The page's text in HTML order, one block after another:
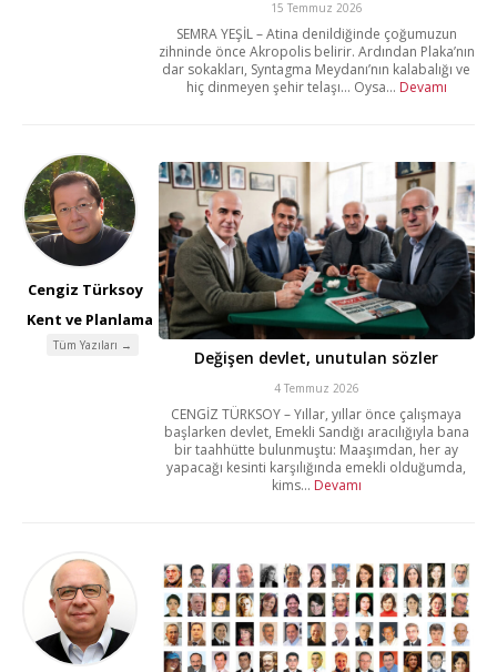
15 Temmuz 2026
SEMRA YEŞİL – Atina denildiğinde çoğumuzun
zihninde önce Akropolis belirir. Ardından Plaka’nın
dar sokakları, Syntagma Meydanı’nın kalabalığı ve
hiç dinmeyen şehir telaşı… Oysa... Devamı
Cengiz Türksoy
Kent ve Planlama
Tüm Yazıları →
Değişen devlet, unutulan sözler
4 Temmuz 2026
CENGİZ TÜRKSOY – Yıllar, yıllar önce çalışmaya
başlarken devlet, Emekli Sandığı aracılığıyla bana
bir taahhütte bulunmuştu: Maaşımdan, her ay
yapacağı kesinti karşılığında emekli olduğumda,
kims... Devamı